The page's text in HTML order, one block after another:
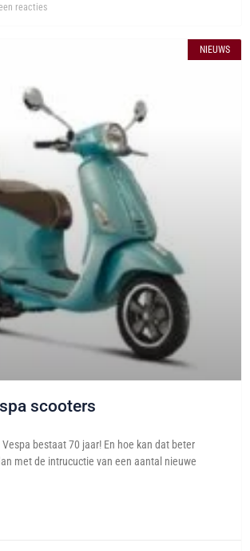
reacties
NIEUWS
scooters
bestaat 70 jaar! En hoe kan dat beter
met de intrucuctie van een aantal nieuwe